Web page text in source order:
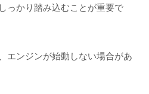
っかり踏み込むことが重要で
エンジンが始動しない場合があ